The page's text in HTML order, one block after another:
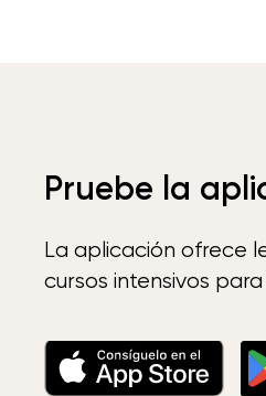
Pruebe la
La aplicación ofrece
cursos intensivos